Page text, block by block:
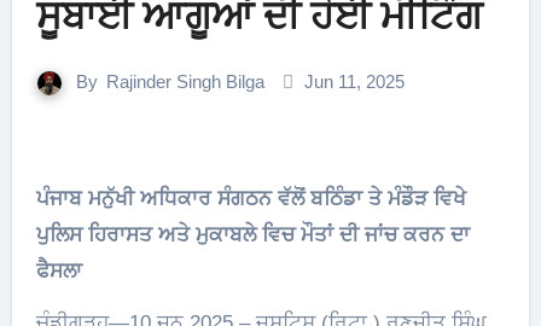
ਸੂਬਾਈ ਆਗੂਆਂ ਦੀ ਹੋਈ ਮੀਟਿੰਗ
By Rajinder Singh Bilga Jun 11, 2025
ਪੰਜਾਬ ਮਨੁੱਖੀ ਅਧਿਕਾਰ ਸੰਗਠਨ ਵੱਲੋਂ ਬਠਿੰਡਾ ਤੇ ਮੰਡੌੜ ਵਿਖੇ
ਪੁਲਿਸ ਹਿਰਾਸਤ ਅਤੇ ਮੁਕਾਬਲੇ ਵਿਚ ਮੌਤਾਂ ਦੀ ਜਾਂਚ ਕਰਨ ਦਾ
ਫੈਸਲਾ